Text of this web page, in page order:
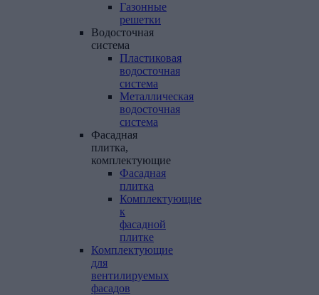
Газонные
решетки
Водосточная
система
Пластиковая
водосточная
система
Металлическая
водосточная
система
Фасадная
плитка,
комплектующие
Фасадная
плитка
Комплектующие
к
фасадной
плитке
Комплектующие
для
вентилируемых
фасадов